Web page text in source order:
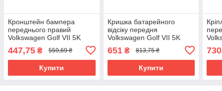
Кронштейн бампера
переднього правий
Volkswagen Golf VII 5K
447,75 ₴ 559,69 ₴
Купити
Кришка батарейного
відсіку передня
Volkswagen Golf VII 5K
651₴ 813,75 ₴
Купити